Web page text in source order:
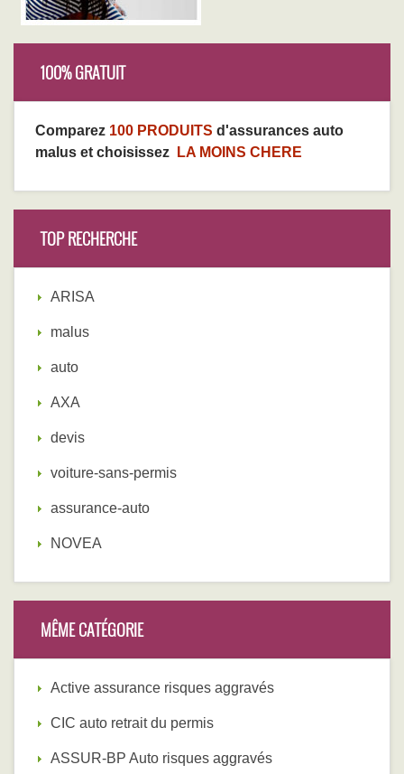
100% GRATUIT
Comparez 100 PRODUITS d'assurances auto
malus et choisissez
LA MOINS CHERE
TOP RECHERCHE
ARISA
malus
auto
AXA
devis
voiture-sans-permis
assurance-auto
NOVEA
MÊME CATÉGORIE
Active assurance risques aggravés
CIC auto retrait du permis
ASSUR-BP Auto risques aggravés